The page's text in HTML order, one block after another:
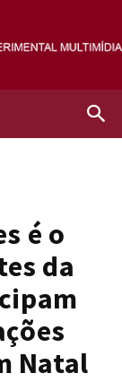
é o
da
Natal